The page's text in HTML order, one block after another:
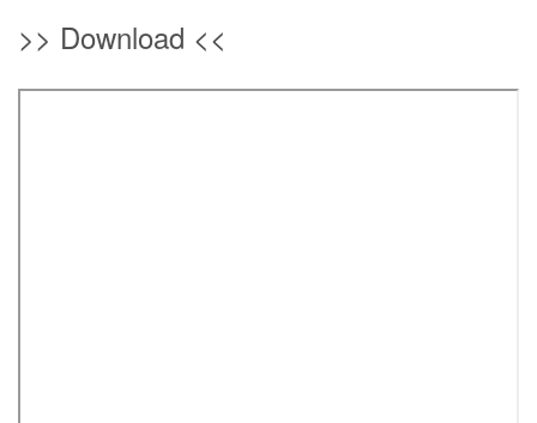
>> Download <<